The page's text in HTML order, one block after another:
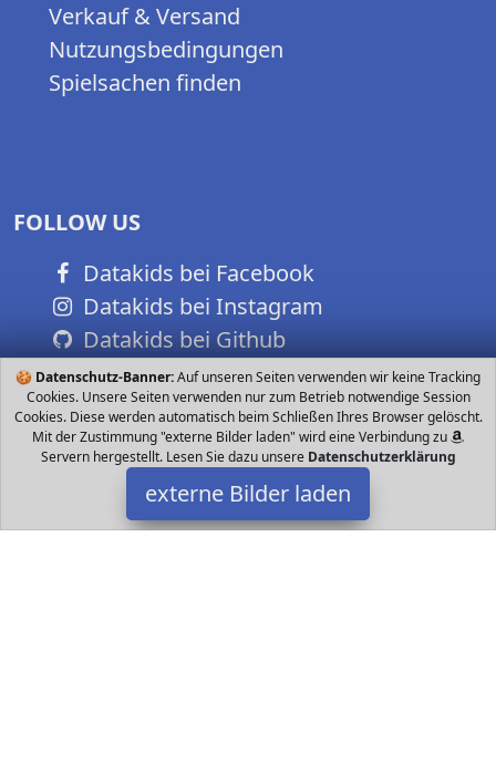
🍪 Datenschutz-Banner:Auf unseren Seiten verwenden wir keine Tracking
Cookies. Unsere Seiten verwenden nur zum Betrieb notwendige Session
Cookies. Diese werden automatisch beim Schließen Ihres Browser gelöscht.
Mit der Zustimmung "externe Bilder laden" wird eine Verbindung zu
Servern hergestellt. Lesen Sie dazu unsere Datenschutzerklärung
externe Bilder laden
Verkauf & Versand
Nutzungsbedingungen
Spielsachen finden
FOLLOW US
Datakids bei Facebook
Datakids bei Instagram
Datakids bei Github